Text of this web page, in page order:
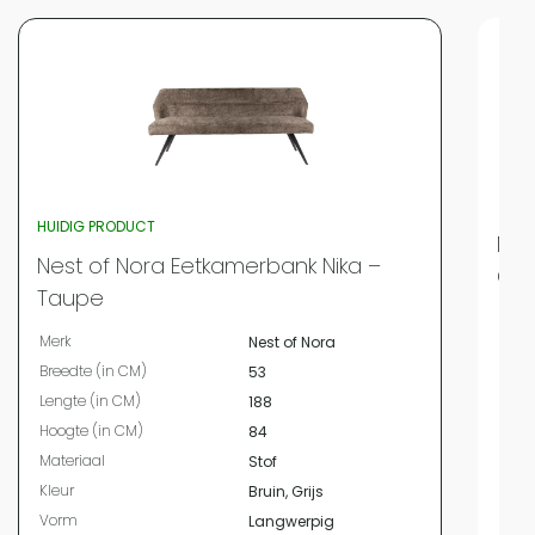
HUIDIG PRODUCT
Nest of Nora Eetkamerbank Nika –
Taupe
Merk
Nest of Nora
Breedte (in CM)
53
Lengte (in CM)
188
Hoogte (in CM)
84
Materiaal
Stof
Kleur
Bruin, Grijs
Vorm
Langwerpig